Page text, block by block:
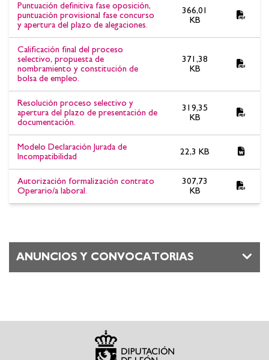
Puntuación definitiva fase oposición,
puntuación provisional fase concurso
y apertura del plazo de alegaciones.
366,01
KB
Calificación final del proceso
selectivo, propuesta de
nombramiento y constitución de
bolsa de empleo.
371,38
KB
Resolución proceso selectivo y
apertura del plazo de presentación de
documentación.
319,35
KB
Modelo Declaración Jurada de
Incompatibilidad
22,3 KB
Autorización formalización contrato
Operario/a laboral.
307,73
KB
ANUNCIOS Y CONVOCATORIAS